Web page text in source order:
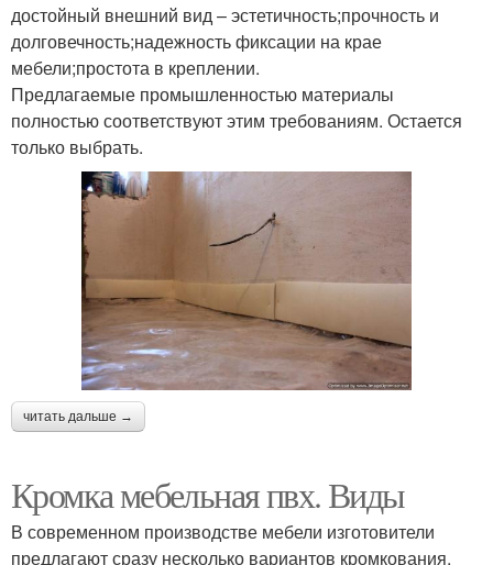
достойный внешний вид – эстетичность;прочность и
долговечность;надежность фиксации на крае
мебели;простота в креплении.
Предлагаемые промышленностью материалы
полностью соответствуют этим требованиям. Остается
только выбрать.
читать дальше →
Кромка мебельная пвх. Виды
В современном производстве мебели изготовители
предлагают сразу несколько вариантов кромкования.